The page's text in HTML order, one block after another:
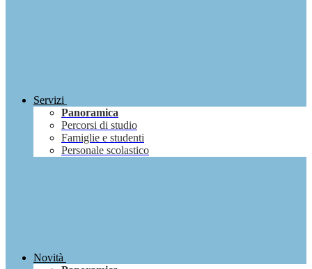
Servizi
Panoramica
Percorsi di studio
Famiglie e studenti
Personale scolastico
Novità